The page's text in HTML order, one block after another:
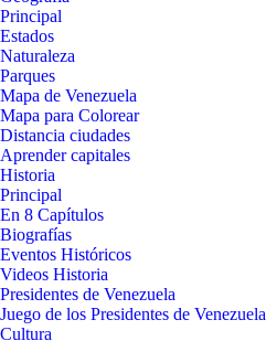
Principal
Estados
Naturaleza
Parques
Mapa de Venezuela
Mapa para Colorear
Distancia ciudades
Aprender capitales
Historia
Principal
En 8 Capítulos
Biografías
Eventos Históricos
Videos Historia
Presidentes de Venezuela
Juego de los Presidentes de Venezuela
Cultura